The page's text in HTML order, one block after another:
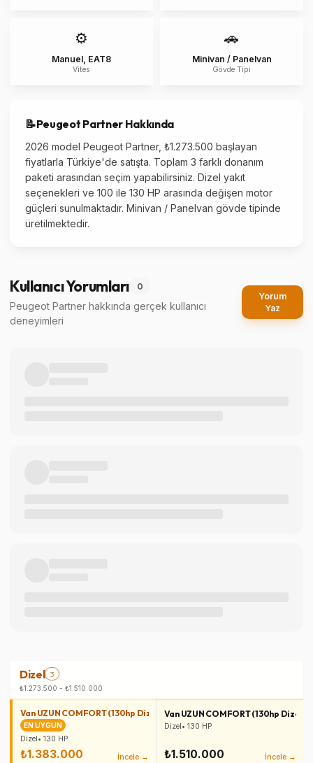
⚙️
Manuel, EAT8
Vites
🚗
Minivan / Panelvan
Gövde Tipi
📝Peugeot PartnerHakkında
2026 model Peugeot Partner, ₺1.273.500 başlayan
fiyatlarla Türkiye'de satışta. Toplam 3 farklı donanım
paketi arasından seçim yapabilirsiniz. Dizel yakıt
seçenekleri ve 100 ile 130 HP arasında değişen motor
güçleri sunulmaktadır. Minivan / Panelvan gövde tipinde
üretilmektedir.
Kullanıcı Yorumları 0
Peugeot Partner hakkında gerçek kullanıcı
deneyimleri
Yorum
Yaz
Dizel 3
₺1.273.500 - ₺1.510.000
Van UZUN COMFORT (130hp Dizel Manuel 1500)
EN UYGUN
Dizel• 130 HP
₺1.383.000 İncele →
Van UZUN COMFORT (130hp Dizel
Dizel • 130 HP
₺1.510.000 İncele →